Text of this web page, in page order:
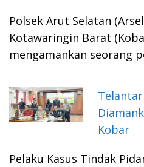
Polsek Arut Selatan
Kotawaringin Barat
mengamankan seorang
Kobar
Pelaku Kasus Tindak